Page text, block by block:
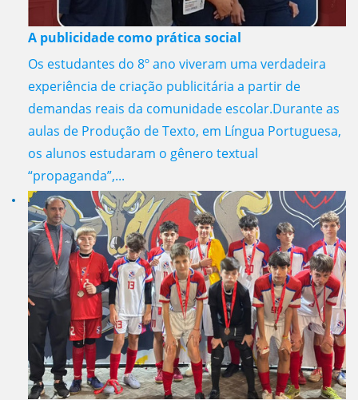
A publicidade como prática social
Os estudantes do 8º ano viveram uma verdadeira
experiência de criação publicitária a partir de
demandas reais da comunidade escolar.Durante as
aulas de Produção de Texto, em Língua Portuguesa,
os alunos estudaram o gênero textual
“propaganda”,...